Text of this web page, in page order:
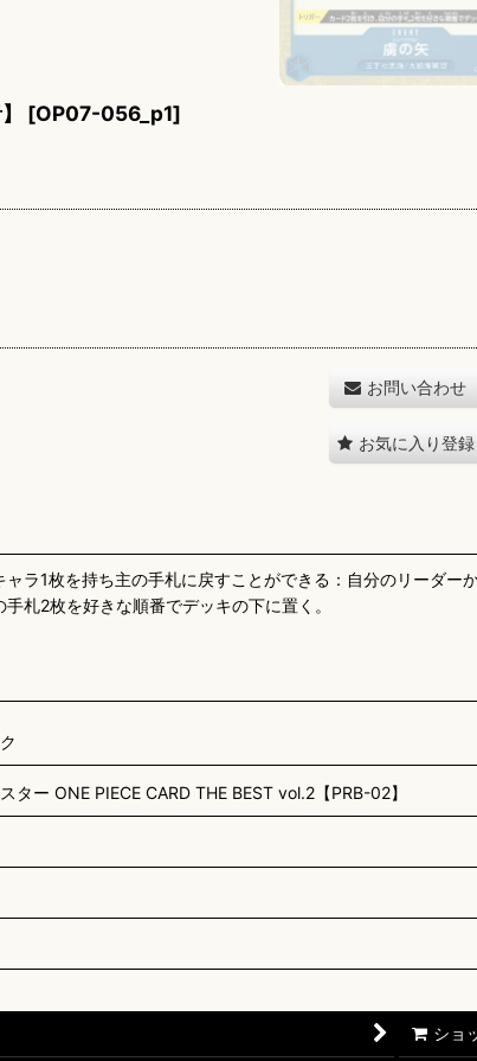
[OP07-056_p1]
お問い合わせ
お気に入り登録
ャラ1枚を持ち主の手札に戻すことができる：自分のリーダー
札2枚を好きな順番でデッキの下に置く。
ター ONE PIECE CARD THE BEST vol.2【PRB-02】
ショ